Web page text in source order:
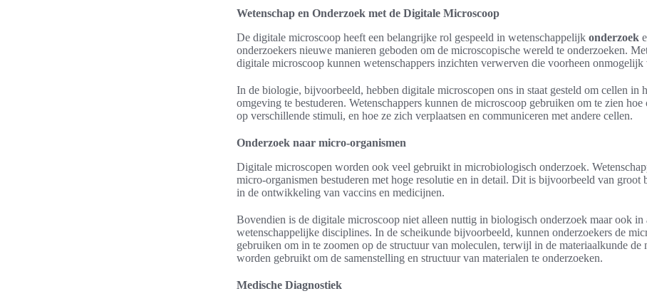
Wetenschap en Onderzoek met de Digitale Microscoop
De digitale microscoop heeft een belangrijke rol gespeeld in wetenschappelijk onderzoek
onderzoekers nieuwe manieren geboden om de microscopische wereld te onderzoeken.
digitale microscoop kunnen wetenschappers inzichten verwerven die voorheen onmogelijk
In de biologie, bijvoorbeeld, hebben digitale microscopen ons in staat gesteld om cellen in
omgeving te bestuderen. Wetenschappers kunnen de microscoop gebruiken om te zien hoe
op verschillende stimuli, en hoe ze zich verplaatsen en communiceren met andere cellen.
Onderzoek naar micro-organismen
Digitale microscopen worden ook veel gebruikt in microbiologisch onderzoek.
micro-organismen bestuderen met hoge resolutie en in detail. Dit is bijvoorbeeld van groot
in de ontwikkeling van vaccins en medicijnen.
Bovendien is de digitale microscoop niet alleen nuttig in biologisch onderzoek maar ook in
wetenschappelijke disciplines. In de scheikunde bijvoorbeeld, kunnen onderzoekers de
gebruiken om in te zoomen op de structuur van moleculen, terwijl in de materiaalkunde de
worden gebruikt om de samenstelling en structuur van materialen te onderzoeken.
Medische Diagnostiek